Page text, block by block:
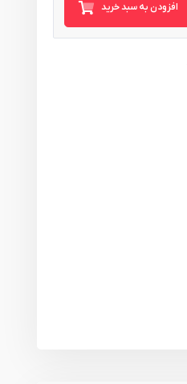
افزودن به سبد خرید